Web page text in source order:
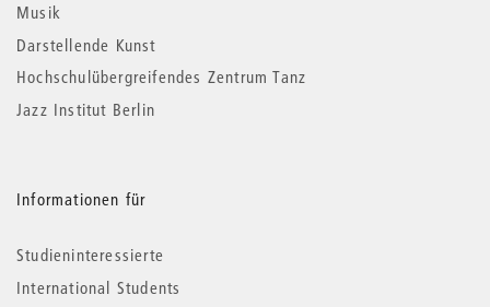
Musik
Darstellende Kunst
Hochschulübergreifendes Zentrum Tanz
Jazz Institut Berlin
Informationen für
Studieninteressierte
International Students